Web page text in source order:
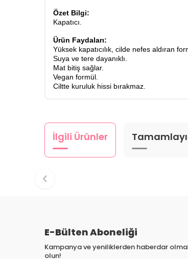
Özet Bilgi:
Kapatıcı.
Ürün Faydaları:
Yüksek kapatıcılık, cilde nefes aldıran
Suya ve tere dayanıklı.
Mat bitiş sağlar.
Vegan formül.
Ciltte kuruluk hissi bırakmaz.
İlgili Ürünler
E-Bülten Aboneliği
Kampanya ve yeniliklerden haberdar
olun!